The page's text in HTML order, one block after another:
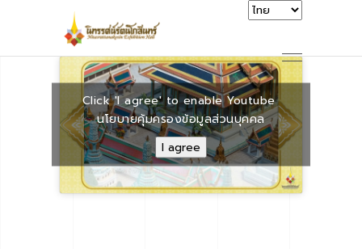
Click 'I agree' to enable Youtube
นโยบายคุ้มครองข้อมูลส่วนบุคคล
I agree